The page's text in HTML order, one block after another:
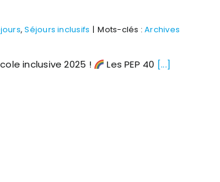
,Séjours inclusifs | Mots-clés :Archives
inclusive 2025 ! Les PEP 40 [...]